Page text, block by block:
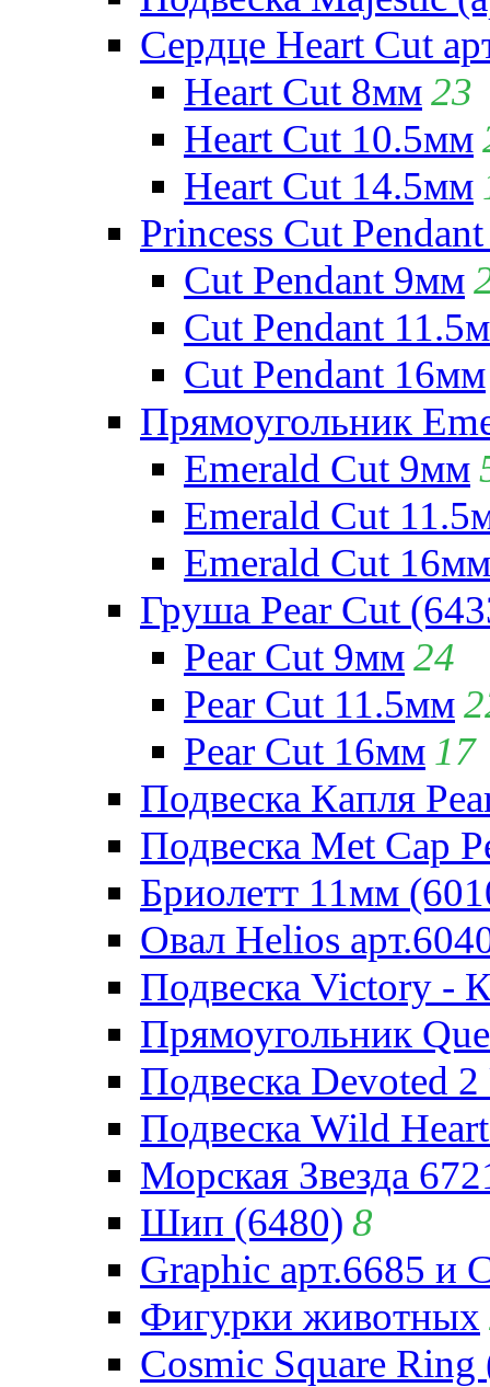
Сердце Heart Cut
Heart Cut 8мм23
Heart Cut 10.5мм
Heart Cut 14.5мм
Princess Cut
Cut Pendant 9мм
Cut Pendant
Cut Pendant 16мм
Прямоугольник
Emerald Cut 9мм
Emerald Cut
Emerald Cut 16мм
Груша Pear Cut
Pear Cut 9мм24
Pear Cut 11.5мм
Pear Cut 16мм 17
Подвеска Капля
Подвеска Met Cap
Бриолетт 11мм
Овал Helios
Подвеска Victory -
Прямоугольник
Подвеска Devoted
Подвеска Wild
Морская Звезда
Шип (6480) 8
Graphic арт.6685 и
Фигурки животных
Cosmic Square Ring